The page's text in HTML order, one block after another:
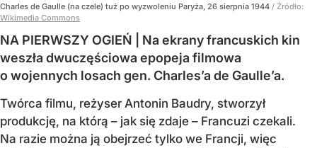
Charles de Gaulle (na czele) tuż po wyzwoleniu Paryża, 26 sierpnia 1944 / Źródło:
Wikimedia Commons
NA PIERWSZY OGIEŃ | Na ekrany francuskich kin
weszła dwuczęściowa epopeja filmowa
o wojennych losach gen. Charles’a de Gaulle’a.
Twórca filmu, reżyser Antonin Baudry, stworzył
produkcję, na którą – jak się zdaje – Francuzi czekali.
Na razie można ją obejrzeć tylko we Francji, więc